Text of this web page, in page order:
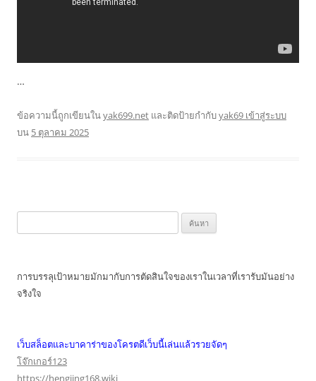
…
ข้อความนี้ถูกเขียนในyak699.net และติดป้ายกำกับyak69 เข้าสู่ระบบ
บน 5 ตุลาคม 2025
สำหรับ:
การบรรลุเป้าหมายมักมากับการตัดสินใจของเราในเวลาที่เรารับมันอย่าง
จริงใจ
เว็บสล็อตและบาคาร่าของโครตดีเว็บนี้เล่นแล้วรวยจัดๆ
โจ๊กเกอร์123
https://hengjing168.wiki